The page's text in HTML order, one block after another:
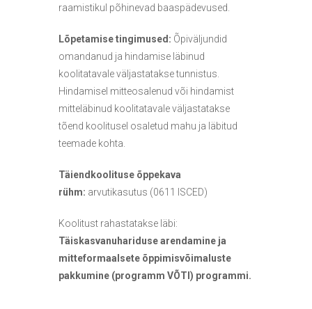
raamistikul põhinevad baaspädevused.
Lõpetamise tingimused: Õpiväljundid
omandanud ja hindamise läbinud
koolitatavale väljastatakse tunnistus.
Hindamisel mitteosalenud või hindamist
mitteläbinud koolitatavale väljastatakse
tõend koolitusel osaletud mahu ja läbitud
teemade kohta.
Täiendkoolituse õppekava
rühm: arvutikasutus (0611 ISCED)
Koolitust rahastatakse läbi:
Täiskasvanuhariduse arendamine ja
mitteformaalsete õppimisvõimaluste
pakkumine (programm VÕTI) programmi.